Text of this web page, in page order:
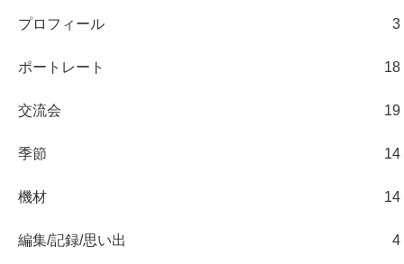
プロフィール 3
ポートレート 18
交流会 19
季節 14
機材 14
編集/記録/思い出 4